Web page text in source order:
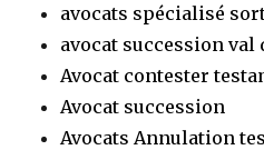
avocats spécialisé
avocat succession val
Avocat contester
Avocat succession
Avocats Annulation